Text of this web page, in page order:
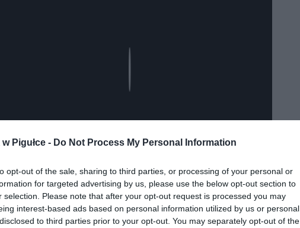
Pigułce - Do Not Process My Personal Information
opt-out of the sale, sharing to third parties, or processing of your personal or
for targeted advertising by us, please use the below opt-out section to
selection. Please note that after your opt-out request is processed you may
interest-based ads based on personal information utilized by us or personal
to third parties prior to your opt-out. You may separately opt-out of the
nas do preferowanych źródeł w Google Dodaj